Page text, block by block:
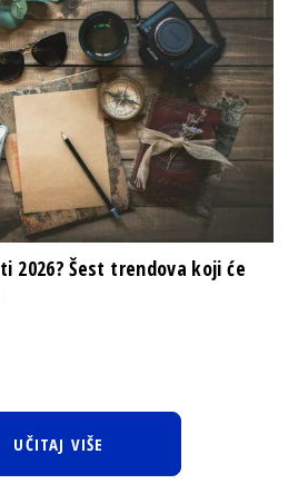
2026? Šest trendova koji će
UČITAJ VIŠE